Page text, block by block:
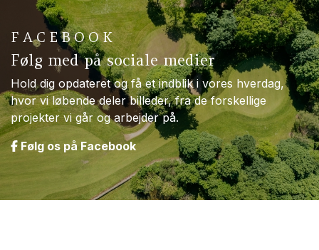
FACEBOOK
Følg med på sociale medier
Hold dig opdateret og få et indblik i vores hverdag,
hvor vi løbende deler billeder, fra de forskellige
projekter vi går og arbejder på.
Følg os på Facebook